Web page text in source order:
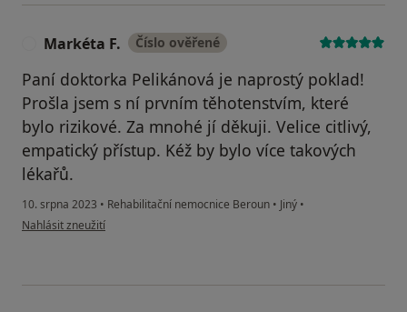
Markéta F. Číslo ověřené
Paní doktorka Pelikánová je naprostý poklad!
Prošla jsem s ní prvním těhotenstvím, které
bylo rizikové. Za mnohé jí děkuji. Velice citlivý,
empatický přístup. Kéž by bylo více takových
lékařů.
10. srpna 2023 • Rehabilitační nemocnice Beroun • Jiný •
podle názoru uživatele Markéta F.
Nahlásit zneužití